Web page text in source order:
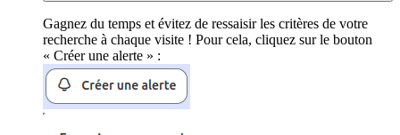
Gagnez du temps et évitez de ressaisir les critères de votre
recherche à chaque visite ! Pour cela, cliquez sur le bouton
« Créer une alerte » :